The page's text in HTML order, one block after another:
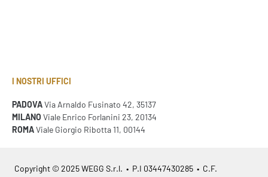
I NOSTRI UFFICI
PADOVAVia Arnaldo Fusinato 42, 35137
MILANO Viale Enrico Forlanini 23, 20134
ROMAViale Giorgio Ribotta 11, 00144
Copyright © 2025 WEGG S.r.l. • P.I 03447430285 • C.F.